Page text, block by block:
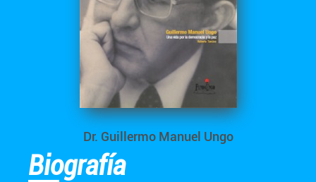
Dr. Guillermo Manuel Ungo
Biografía